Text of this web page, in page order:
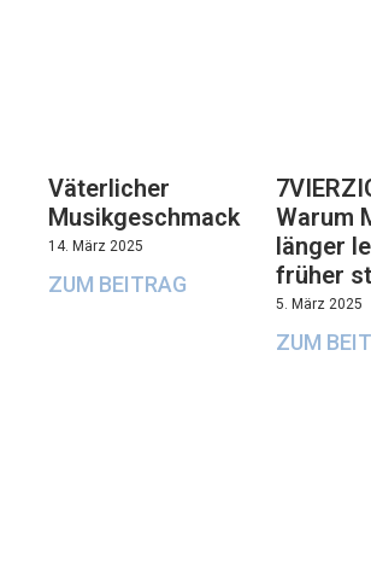
Väterlicher
Musikgeschmack
14. März 2025
ZUM BEITRAG
Warum
länger
früher
5. März 2025
ZUM